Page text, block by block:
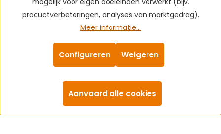
mogelijk voor eigen doeleinden verwerkt (bijv.
productverbeteringen, analyses van marktgedrag).
Meer informatie...
Weigeren
Configureren
Aanvaard alle cookies